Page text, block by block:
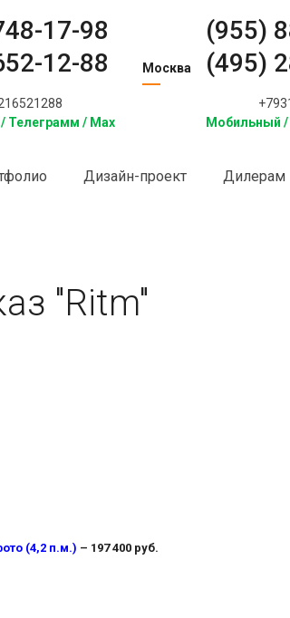
17-98
12-88
Телеграмм / Max
Москва
(955)
(495)
Мобильный
Дизайн-проект Дилерам
"Ritm"
(4,2 п.м.) – 197 400 руб.